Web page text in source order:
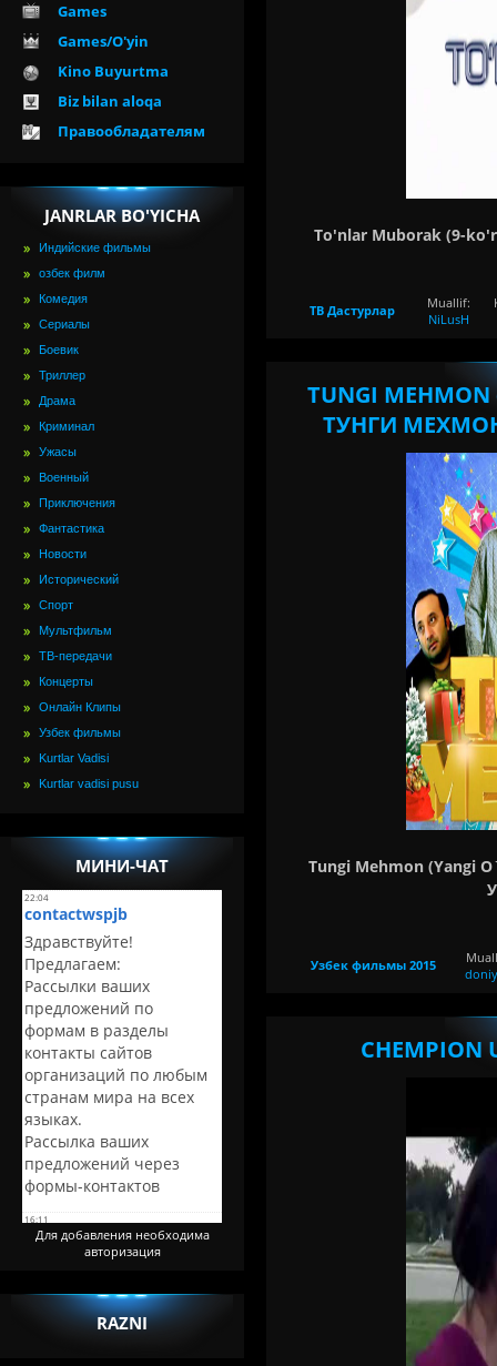
Games
Games/O'yin
Kino Buyurtma
Biz bilan aloqa
Правообладателям
JANRLAR BO'YICHA
Индийские фильмы
озбек филм
Комедия
Сериалы
Боевик
Триллер
Драма
Криминал
Ужасы
Военный
Приключения
Фантастика
Новости
Исторический
Спорт
Мультфильм
ТВ-передачи
Концерты
Онлайн Клипы
Узбек фильмы
Kurtlar Vadisi
Kurtlar vadisi pusu
МИНИ-ЧАТ
Для добавления необходима
авторизация
RAZNI
To'nlar Muborak (9-
ТВ Дастурлар
Muallif:
NiLusH
TUNGI
ТУНГИ
Tungi Mehmon (Yangi
Узбек фильмы 2015
CHEMPION